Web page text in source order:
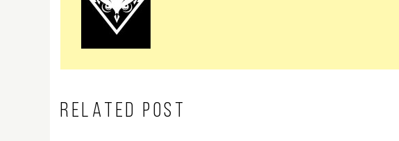
RELATED POST